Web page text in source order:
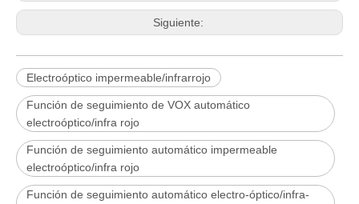
Siguiente:
Electroóptico impermeable/infrarrojo
Función de seguimiento de VOX automático
electroóptico/infra rojo
Función de seguimiento automático impermeable
electroóptico/infra rojo
Función de seguimiento automático electro-óptico/infra-